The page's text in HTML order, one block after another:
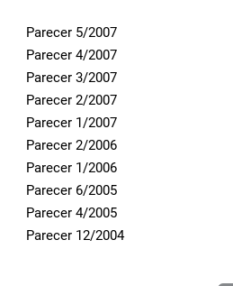
Parecer 5/2007
Parecer 4/2007
Parecer 3/2007
Parecer 2/2007
Parecer 1/2007
Parecer 2/2006
Parecer 1/2006
Parecer 6/2005
Parecer 4/2005
Parecer 12/2004